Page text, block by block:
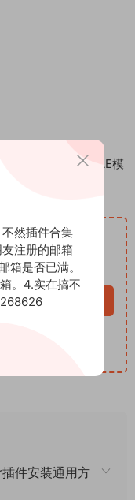
影视后期资源（AE模
分
件安装通用方
然插件合集
注册的邮箱
箱是否已满。
。4.实在搞不